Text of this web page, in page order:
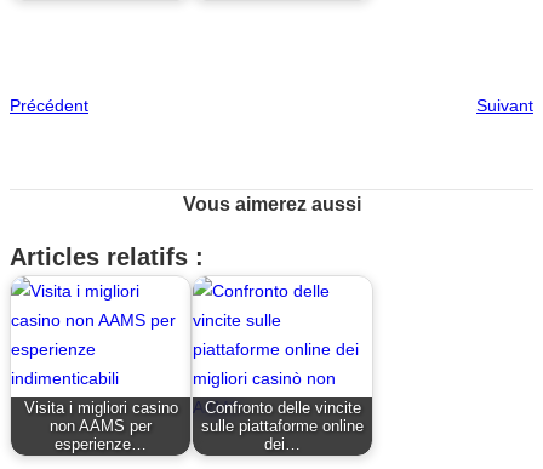
Précédent Suivant
Vous aimerez aussi
Articles relatifs :
Visita i migliori casino
non AAMS per
esperienze…
Confronto delle vincite
sulle piattaforme online
dei…